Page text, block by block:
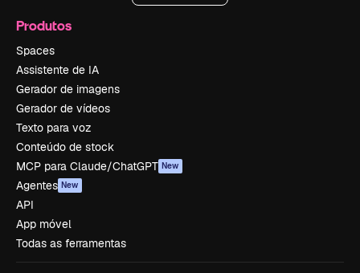
Produtos
Spaces
Assistente de IA
Gerador de imagens
Gerador de vídeos
Texto para voz
Conteúdo de stock
MCP para Claude/ChatGPT New
Agentes New
API
App móvel
Todas as ferramentas